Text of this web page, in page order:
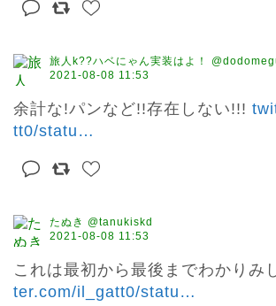
旅人k??ハベにゃん実装はよ！
2021-08-08 11:53
余計な!パンなど!!存在しない!!!
tt0/statu …
たぬき @tanukiskd
2021-08-08 11:53
これは最初から最後までわかりみ
ter.com/il_gatt0/statu …